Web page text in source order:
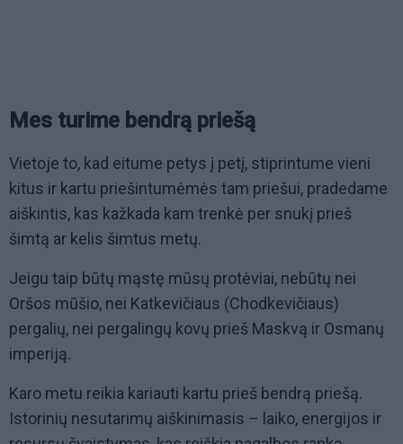
Mes turime bendrą priešą
Vietoje to, kad eitume petys į petį, stiprintume vieni
kitus ir kartu priešintumėmės tam priešui, pradedame
aiškintis, kas kažkada kam trenkė per snukį prieš
šimtą ar kelis šimtus metų.
Jeigu taip būtų mąstę mūsų protėviai, nebūtų nei
Oršos mūšio, nei Katkevičiaus (Chodkevičiaus)
pergalių, nei pergalingų kovų prieš Maskvą ir Osmanų
imperiją.
Karo metu reikia kariauti kartu prieš bendrą priešą.
Istorinių nesutarimų aiškinimasis – laiko, energijos ir